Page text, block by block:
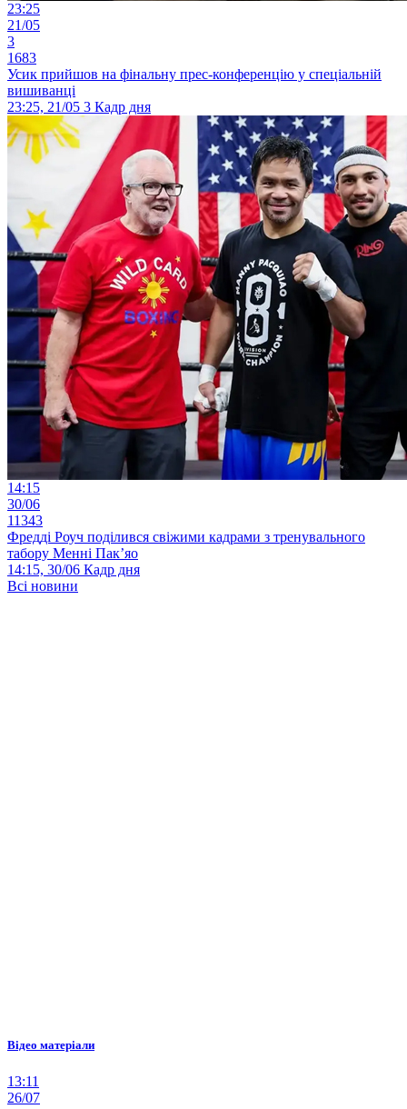
23:25
21/05
3
1683
Усик прийшов на фінальну прес-конференцію у спеціальній
вишиванці
23:25, 21/05 3 Кадр дня
14:15
30/06
11343
Фредді Роуч поділився свіжими кадрами з тренувального
табору Менні Пак’яо
14:15, 30/06 Кадр дня
Всі новини
Відео матеріали
13:11
26/07